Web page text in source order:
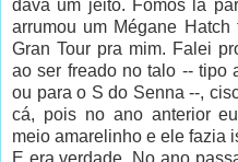
dava um jeito. Fomos lá
arrumou um Mégane
Gran Tour pra mim. Falei
ao ser freado no talo -- tipo
ou para o S do Senna --,
cá, pois no ano anterior
meio amarelinho e ele fazia